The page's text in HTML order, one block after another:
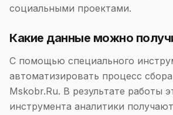
социальными проектами.
Какие данные можно
С помощью специального
автоматизировать процесс
Mskobr.Ru. В результате работы
инструмента аналитики